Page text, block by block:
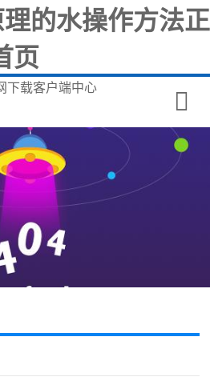
的水操作方法正
页
下载客户端中心